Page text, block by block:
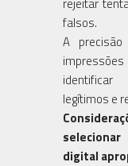
falsos.
A
legítimos e
digital